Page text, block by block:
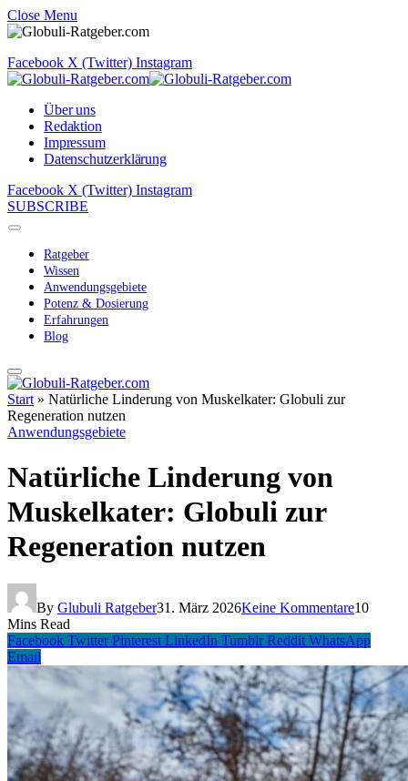
Close Menu
Facebook X (Twitter) Instagram
Über uns
Redaktion
Impressum
Datenschutzerklärung
Facebook X (Twitter) Instagram
SUBSCRIBE
Ratgeber
Wissen
Anwendungsgebiete
Potenz & Dosierung
Erfahrungen
Blog
Start » Natürliche Linderung von Muskelkater: Globuli zur
Regeneration nutzen
Anwendungsgebiete
Natürliche Linderung von
Muskelkater: Globuli zur
Regeneration nutzen
By Glubuli Ratgeber31. März 2026Keine Kommentare10
Mins Read
Facebook Twitter Pinterest LinkedIn Tumblr Reddit WhatsApp
Email